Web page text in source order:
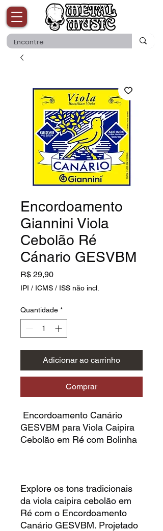
Encordoamento
Giannini Viola
Cebolão Ré
Cánario GESVBM
R$ 29,90Preço
IPI / ICMS / ISS não incl.
Quantidade *
Adicionar ao carrinho
Comprar
Encordoamento Canário
GESVBM para Viola Caipira
Cebolão em Ré com Bolinha
Explore os tons tradicionais
da viola caipira cebolão em
Ré com o Encordoamento
Canário GESVBM. Projetado